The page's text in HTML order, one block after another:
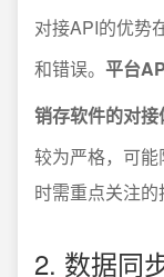
对接API的优势
和错误。 平台
销存软件的对
较为严格，可
时需重点关注的
2. 数据同